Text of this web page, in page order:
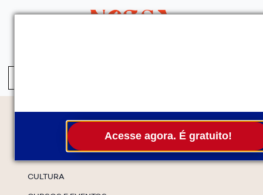
Acesse agora. É gratuito!
Temas
CULTURA